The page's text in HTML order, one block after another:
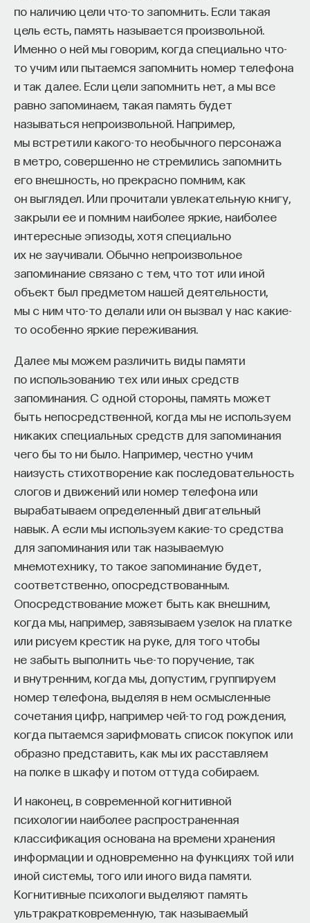
по наличию цели что-то запомнить. Если такая
цель есть, память называется произвольной.
Именно о ней мы говорим, когда специально что-
то учим или пытаемся запомнить номер телефона
и так далее. Если цели запомнить нет, а мы все
равно запоминаем, такая память будет
называться непроизвольной. Например,
мы встретили какого-то необычного персонажа
в метро, совершенно не стремились запомнить
его внешность, но прекрасно помним, как
он выглядел. Или прочитали увлекательную книгу,
закрыли ее и помним наиболее яркие, наиболее
интересные эпизоды, хотя специально
их не заучивали. Обычно непроизвольное
запоминание связано с тем, что тот или иной
объект был предметом нашей деятельности,
мы с ним что-то делали или он вызвал у нас какие-
то особенно яркие переживания.
Далее мы можем различить виды памяти
по использованию тех или иных средств
запоминания. С одной стороны, память может
быть непосредственной, когда мы не используем
никаких специальных средств для запоминания
чего бы то ни было. Например, честно учим
наизусть стихотворение как последовательность
слогов и движений или номер телефона или
вырабатываем определенный двигательный
навык. А если мы используем какие-то средства
для запоминания или так называемую
мнемотехнику, то такое запоминание будет,
соответственно, опосредствованным.
Опосредствование может быть как внешним,
когда мы, например, завязываем узелок на платке
или рисуем крестик на руке, для того чтобы
не забыть выполнить чье-то поручение, так
и внутренним, когда мы, допустим, группируем
номер телефона, выделяя в нем осмысленные
сочетания цифр, например чей-то год рождения,
когда пытаемся зарифмовать список покупок или
образно представить, как мы их расставляем
на полке в шкафу и потом оттуда собираем.
И наконец, в современной когнитивной
психологии наиболее распространенная
классификация основана на времени хранения
информации и одновременно на функциях той или
иной системы, того или иного вида памяти.
Когнитивные психологи выделяют память
ультракратковременную, так называемый
Сения Долгачева
редактор ПостНауки
ИСКУССТВЕННЫЙ ИНТЕЛЛЕКТ
220 публикаций
ИСКУССТВЕННЫЙ ИНТЕЛЛЕКТ УНИВЕРСИТЕТ
АКАДЕМИЧЕСКАЯ СРЕДА ОБУЧЕНИЕ
НЕЙРОСЕТЕВЫЕ АРХИТЕКТУРЫ
СТРОИТЕЛИ БУДУЩЕГО
ПАРТНЁР ПРОЕКТА
Что такое партнёрский материал?
Внеси свой вклад в дело
просвещения!
ПОДДЕРЖАТЬ ПОСТНАУКУ